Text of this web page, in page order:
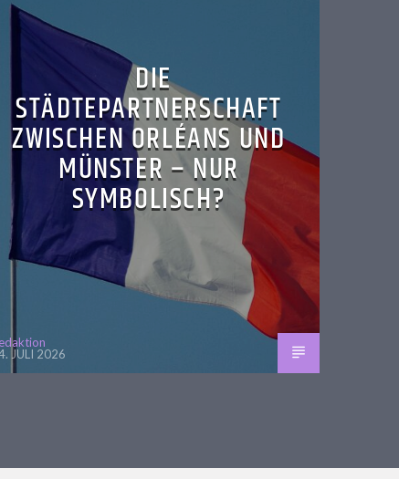
DIE
STÄDTEPARTNERSCHAFT
ZWISCHEN ORLÉANS UND
MÜNSTER – NUR
SYMBOLISCH?
JULI 2026